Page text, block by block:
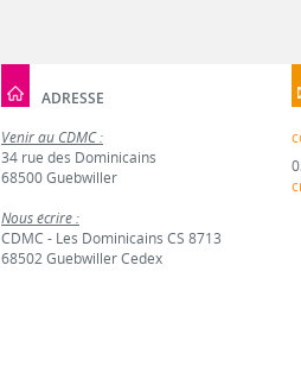
ADRESSE
Venir au CDMC :
34 rue des Dominicains
68500 Guebwiller
Nous écrire :
CDMC - Les Dominicains CS 8713
68502 Guebwiller Cedex